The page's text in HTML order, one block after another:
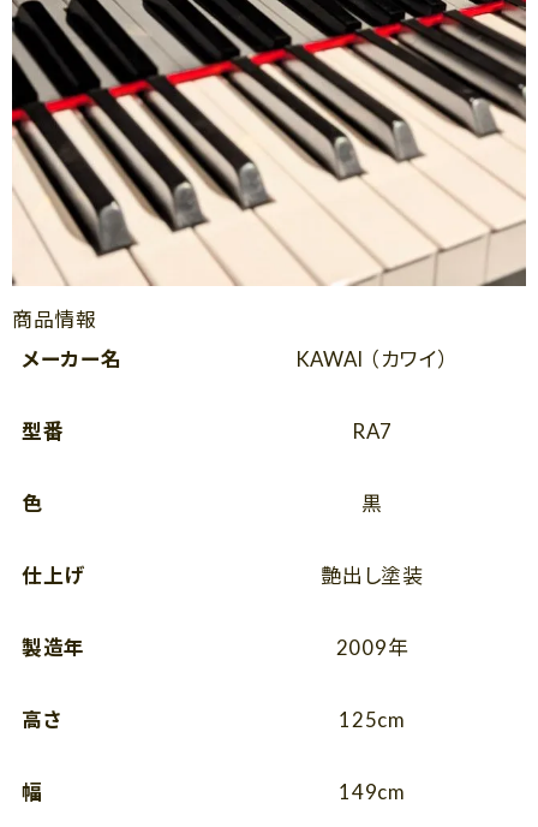
商品情報
メーカー名
KAWAI （カワイ）
型番 RA7
色 黒
仕上げ 艶出し塗装
製造年 2009年
高さ 125cm
幅 149cm